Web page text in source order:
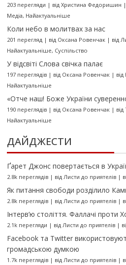
203 перегляди | від Христина Федоришин |
Медіа, Найактуальніше
Коли небо в молитвах за нас
201 перегляд | від Оксана Ровенчак| від
Найактуальніше, Суспільство
У відсвіті Слова свічка палає
197 переглядів| від Оксана Ровенчак|
Найактуальніше
«Отче наш! Боже України
190 переглядів| від Оксана Ровенчак|
Найактуальніше
ДАЙДЖЕСТИ
Ґарет Джонс повертається в
2.8k переглядів| від Листи до приятелів|
Як питання свободи розділило
2.8k переглядів| від Листи до приятелів|
Інтерв’ю століття. Фаллачі проти
2.1k перегляди | від Листи до приятелів|
Facebook та Twitter
громадською думкою
1.7k переглядів| від Листи до приятелів|